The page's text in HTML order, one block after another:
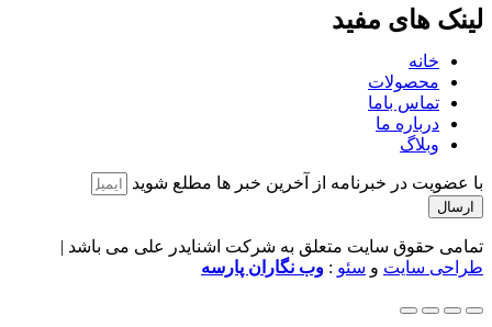
لینک های مفید
خانه
محصولات
تماس باما
درباره ما
وبلاگ
با عضویت در خبرنامه از آخرین خبر ها مطلع شوید
ارسال
تمامی حقوق سایت متعلق به شرکت اشنایدر علی می باشد |
طراحی سایت و سئو : وب نگاران پارسه